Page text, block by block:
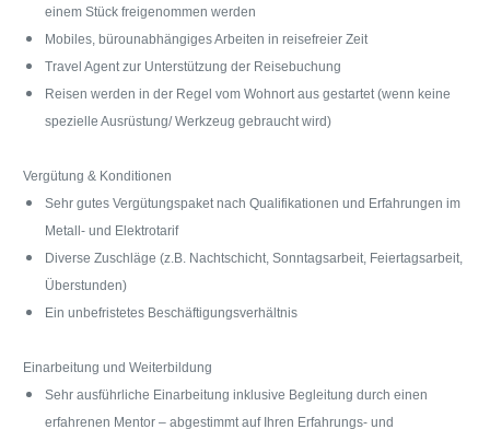
einem Stück freigenommen werden
Mobiles, bürounabhängiges Arbeiten in reisefreier Zeit
Travel Agent zur Unterstützung der Reisebuchung
Reisen werden in der Regel vom Wohnort aus gestartet (wenn keine
spezielle Ausrüstung/ Werkzeug gebraucht wird)
Vergütung & Konditionen
Sehr gutes Vergütungspaket nach Qualifikationen und Erfahrungen im
Metall- und Elektrotarif
Diverse Zuschläge (z.B. Nachtschicht, Sonntagsarbeit, Feiertagsarbeit,
Überstunden)
Ein unbefristetes Beschäftigungsverhältnis
Einarbeitung und Weiterbildung
Sehr ausführliche Einarbeitung inklusive Begleitung durch einen
erfahrenen Mentor – abgestimmt auf Ihren Erfahrungs- und